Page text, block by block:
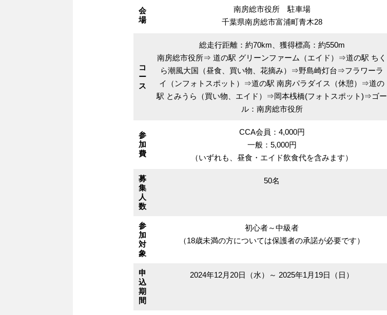
会
場
南房総市役所 駐車場
千葉県南房総市富浦町青木28
コ
ー
ス
総走行距離：約70km、獲得標高：約550m
南房総市役所⇒ 道の駅 グリーンファーム（エイド）⇒道の駅 ちく
ら潮風大国（昼食、買い物、花摘み）⇒野島崎灯台⇒フラワーラ
イ（ンフォトスポット）⇒道の駅 南房パラダイス（休憩）⇒道の
駅 とみうら（買い物、エイド）⇒岡本桟橋(フォトスポット)⇒ゴー
ル：南房総市役所
参
加
費
CCA会員：4,000円
一般：5,000円
（いずれも、昼食・エイド飲食代を含みます）
募
集
人
数
50名
参
加
対
象
初心者～中級者
（18歳未満の方については保護者の承諾が必要です）
申
込
期
間
2024年12月20日（水）～ 2025年1月19日（日）